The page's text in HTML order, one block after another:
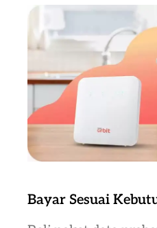
Bayar Sesuai